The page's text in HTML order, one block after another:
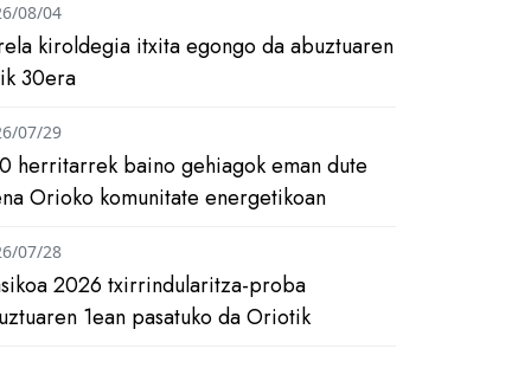
kiroldegia itxita egongo da abuztuaren
30era
08/04
herritarrek baino gehiagok eman dute
Orioko komunitate energetikoan
07/29
2026 txirrindularitza-proba
1ean pasatuko da Oriotik
07/28